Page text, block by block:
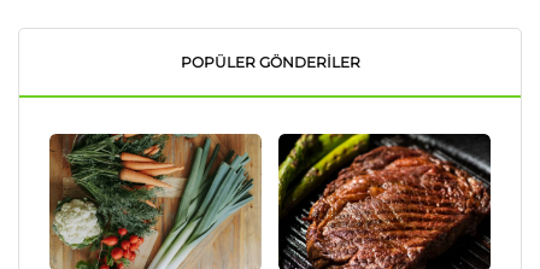
POPÜLER GÖNDERILER